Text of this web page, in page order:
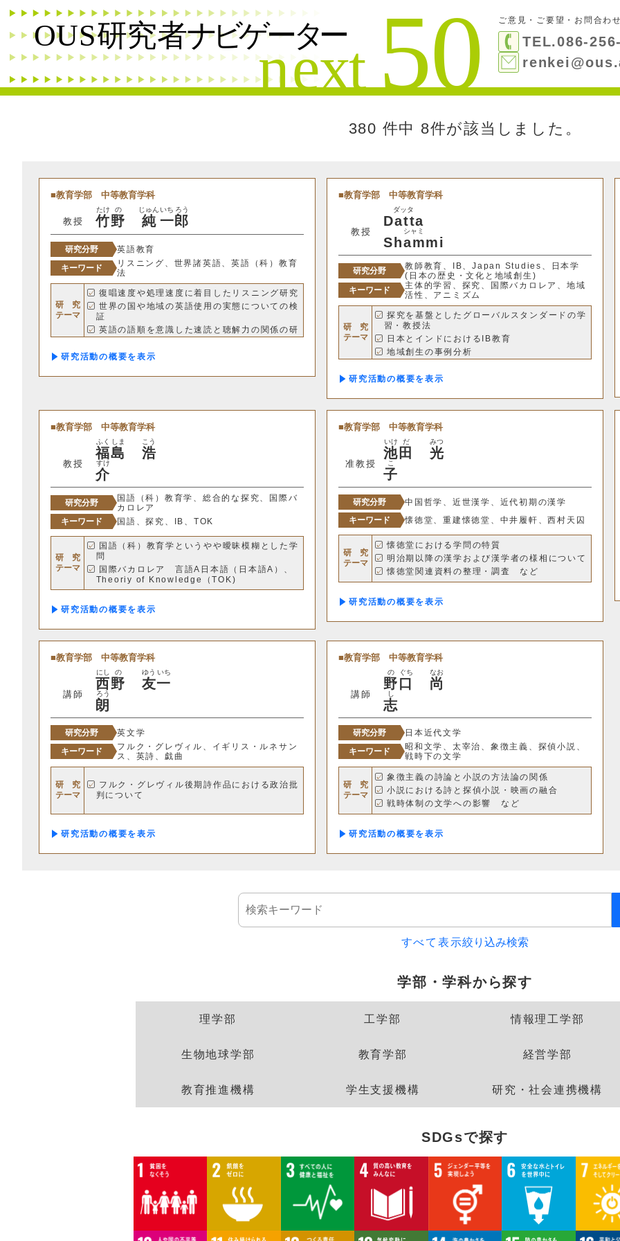
ご意見・ご要望・お問合わ
TEL.086-
380 件中 8件が該当しました。
教育学部 中等教育学科
教授 竹
たけ
野
の
純
じゅん
一
いち
郎
ろう
研究分野
英語教育
キーワード
リスニング、世界諸英語、英語（科）教育
法
研 究
テーマ
復唱速度や処理速度に着目したリスニング研究
世界の国や地域の英語使用の実態についての検
証
英語の語順を意識した速読と聴解力の関係の研
究 など
研究活動の概要
教育学部 中等教育学科
教授
Datta
ダッタ
Shammi
シャミ
研究分野
教師教育、IB、Japan Studies、日本学
(日本の歴史・文化と地域創生)
キーワード
主体的学習、探究、国際バカロレア、地域
活性、アニミズム
研 究
テーマ
探究を基盤としたグローバルスタンダードの学
習・教授法
日本とインドにおけるIB教育
地域創生の事例分析
ズム
研究活動の概要
教育学部 中等教育学科
教授
福
ふく
島
しま
浩
こう
介
すけ
研究分野
国語（科）教育学、総合的な探究、国際バ
カロレア
キーワード
国語、探究、IB、TOK
研 究
テーマ
国語（科）教育学というやや曖昧模糊とした学
問
国際バカロレア 言語A日本語（日本語A）、
Theoriy of Knowledge（TOK)
探究という作法の研究とその実践への適用の方
法
研究活動の概要
教育学部 中等教育学科
准教授
池
いけ
田
だ
光
みつ
子
こ
研究分野
中国哲学、近世漢学、近代初期の漢学
キーワード
懐徳堂、重建懐徳堂、中井履軒、西村天囚
研 究
テーマ
懐徳堂における学問の特質
明治期以降の漢学および漢学者の様相について
懐徳堂関連資料の整理・調査 など
研究活動の概要
教育学部 中等教育学科
講師
西
にし
野
の
友
ゆう
一
いち
朗
ろう
研究分野
英文学
キーワード
フルク・グレヴィル、イギリス・ルネサン
ス、英詩、戯曲
研 究
テーマ
フルク・グレヴィル後期詩作品における政治批
判について
研究活動の概要
教育学部 中等教育学科
講師
野
の
口
ぐち
尚
なお
志
し
研究分野
日本近代文学
キーワード
昭和文学、太宰治、象徴主義、探偵小説、
戦時下の文学
研 究
テーマ
象徴主義の詩論と小説の方法論の関係
小説における詩と探偵小説・映画の融合
戦時体制の文学への影響 など
研究活動の概要
すべて表示絞り込み検索
絞り込み検索
キーワード
希望
SDGs
理学部
応用数学科 基礎理学科
動物学科
機械システム工学科 電気電子システム学科
応用化学科 建築学科
情報理工学科
生命科学部
生物科学科
生物地球学部
生物地球学科 恐竜学科
経営学部
教育推進機構
学芸員教育センター
学生支援機構
グローバルセンター キャリア支援センター
閉じる 検索する
学部・学科から探す
理学部 工学部 情報理工学部
生物地球学部 教育学部 経営学部
教育推進機構 学生支援機構 研究・社会連携機構
SDGsで探す